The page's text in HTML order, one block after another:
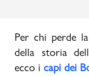
Per chi perde
della storia
ecco i capi dei